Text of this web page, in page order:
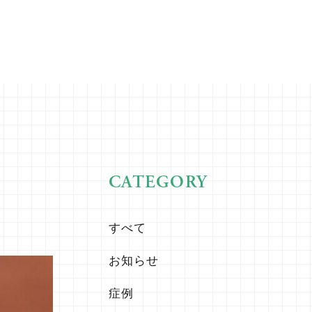
CATEGORY
すべて
お知らせ
症例